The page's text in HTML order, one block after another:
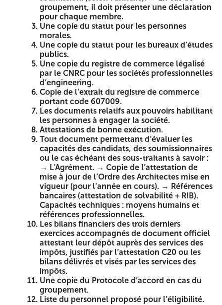
Attestation CASNOS valable pour le chef de fil et pour
chaque membre dans le cas du groupement
Capacité financière:
Ayant réalisé un minimum de chiffre d’affaires total des
trois dernières années supérieur ou égale a 2 000
000,00DA, sera justifié par le C20, ou les bilans délivrés et
visés par les services des impôts.
Capacités techniques:
Références professionnelles: Ayant déjà assuré la maîtrise
d’œuvre (étude et suivi) d’un projet complet de catégorie B
ou pus, ou 02 projets complets de catégorie A. N.B : Les
références professionnelles sont à justifier par des
attestations de bonne exécution délivrées par : Les maîtres
d’ouvrage publics.
Moyens humains: (figurant dans le tableau annexé dans le
dossier de candidature)
Un (01) architecte ou ingénieur génie civil ou Master
en (architecture ou génie civil) ayant une expérience
minimale de trois (03) ans.
NB : Les architectes agréés seuls (en cas de groupement ou
en cas de société), ne peut pas faire partie des moyens
humains d’éligibilité.
Les Moyens Humains eligible sont ceux qui ont seront pris
en considération dans l'évaluation Technique
Peuvent redder le cahier des charges auprès de la
groupement, il doit présenter une déclaration
pour chaque membre.
Une copie du statut pour les personnes
morales.
Une copie du statut pour les bureaux d’études
publics.
Une copie du registre de commerce légalisé
par le CNRC pour les sociétés professionnelles
d’engineering.
Copie de l’extrait du registre de commerce
portant code 607009.
Les documents relatifs aux pouvoirs habilitant
les personnes à engager la société.
Attestations de bonne exécution.
Tout document permettant d’évaluer les
capacités des candidats, des soumissionnaires
ou le cas échéant des sous-traitants à savoir :
→ L’Agrément. → Copie de l’attestation de
mise à jour de l’Ordre des Architectes mise en
vigueur (pour l’année en cours). → Références
bancaires (attestation de solvabilité + RIB).
Capacités techniques : moyens humains et
références professionnelles.
Les bilans financiers des trois derniers
exercices accompagnés de document officiel
attestant leur dépôt auprès des services des
impôts, justifiés par l’attestation C20 ou les
bilans délivrés et visés par les services des
impôts.
Une copie du Protocole d’accord en cas du
groupement.
Liste du personnel proposé pour l’éligibilité.